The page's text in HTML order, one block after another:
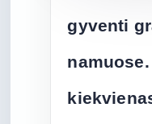
gyventi